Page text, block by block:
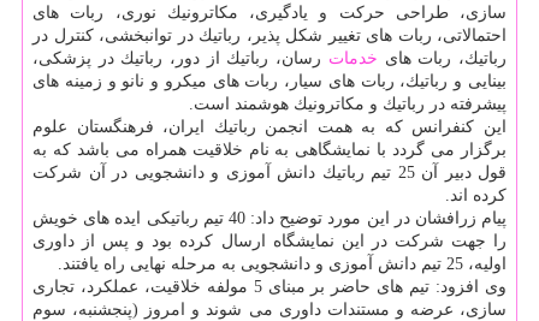
سازی، طراحی حركت و یادگیری، مكاترونیك نوری، ربات های
احتمالاتی، ربات های تغییر شكل پذیر، رباتیك در توانبخشی، كنترل در
رباتیك، ربات های خدمات رسان، رباتیك از دور، رباتیك در پزشكی،
بینایی و رباتیك، ربات های سیار، ربات های میكرو و نانو و زمینه های
پیشرفته در رباتیك و مكاترونیك هوشمند است.
این كنفرانس كه به همت انجمن رباتیك ایران، فرهنگستان علوم
برگزار می گردد با نمایشگاهی به نام خلاقیت همراه می باشد كه به
قول دبیر آن 25 تیم رباتیك دانش آموزی و دانشجویی در آن شركت
كرده اند.
پیام زرافشان در این مورد توضیح داد: 40 تیم رباتیكی ایده های خویش
را جهت شركت در این نمایشگاه ارسال كرده بود و پس از داوری
اولیه، 25 تیم دانش آموزی و دانشجویی به مرحله نهایی راه یافتند.
وی افزود: تیم های حاضر بر مبنای 5 مولفه خلاقیت، عملكرد، تجاری
سازی، عرضه و مستندات داوری می شوند و امروز (پنجشنبه، سوم